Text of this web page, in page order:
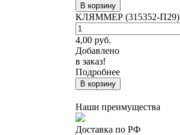
В корзину
КЛЯММЕР (315352-П29)
4,00 руб.
Добавлено
в заказ!
Подробнее
В корзину
Наши преимущества
Доставка по РФ